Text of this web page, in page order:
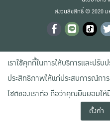
สงวนลิขสิทธิ์ © 2020 ม
เราใช้คุกกี้ในการให้บริการและปรั
ประสิทธิภาพให้แก่ประสบการณ์ก
ไซต์ของเราต่อ ถือว่าคุณยินยอมให้
ตั้งค่า